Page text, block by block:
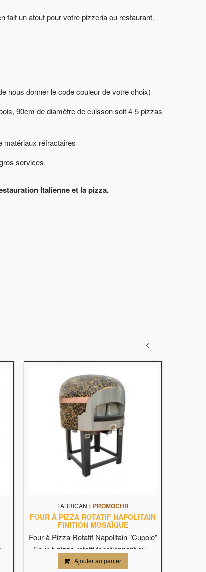
fait un atout pour votre pizzeria ou restaurant.
nous donner le code couleur de votre choix)
90cm de diamètre de cuisson soit 4-5 pizzas
matériaux réfractaires
services.
Italienne et la pizza.
<
FABRICANT: PROMOCHR
FOUR À PIZZA ROTATIF NAPOLITAIN
FINITION MOSAÏQUE
Four à Pizza Rotatif Napolitain "Cupole"
Four à pizza rotatif fonctionnant au...
Ajouter au panier